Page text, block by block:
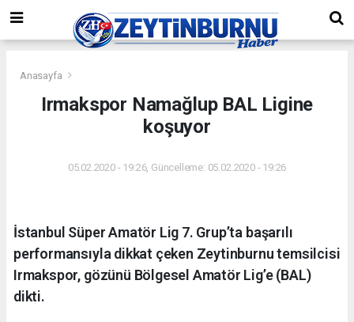
Anasayfa
Irmakspor Namağlup BAL Ligine
koşuyor
05.02.2020 - 19:26, Güncelleme: 05.02.2020 - 19:26
İstanbul Süper Amatör Lig 7. Grup’ta başarılı
performansıyla dikkat çeken Zeytinburnu temsilcisi
Irmakspor, gözünü Bölgesel Amatör Lig’e (BAL)
dikti.